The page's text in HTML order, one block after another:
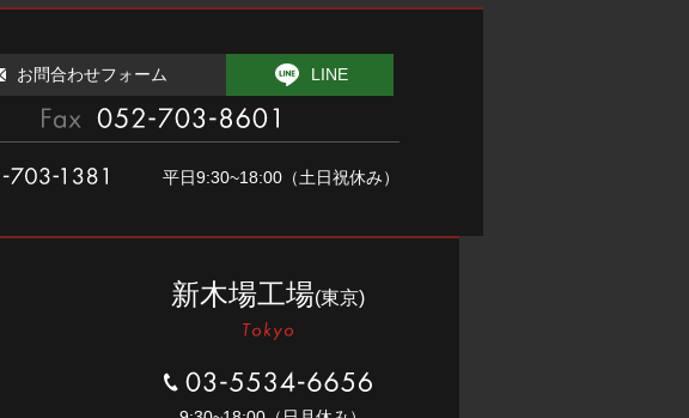
お問合わせフォーム LINE
052-703-8601
平⽇9:30~18:00（⼟⽇祝休み）
新木場工場(東京)
03-5534-6656